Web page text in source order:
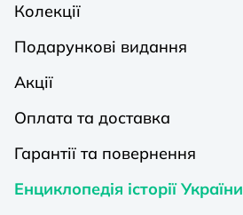
Колекції
Подарункові видання
Акції
Оплата та доставка
Гарантії та повернення
Енциклопедія історії України